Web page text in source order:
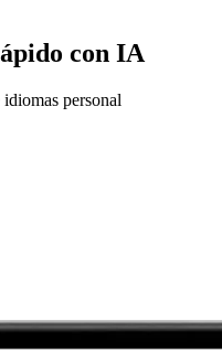
con IA
personal